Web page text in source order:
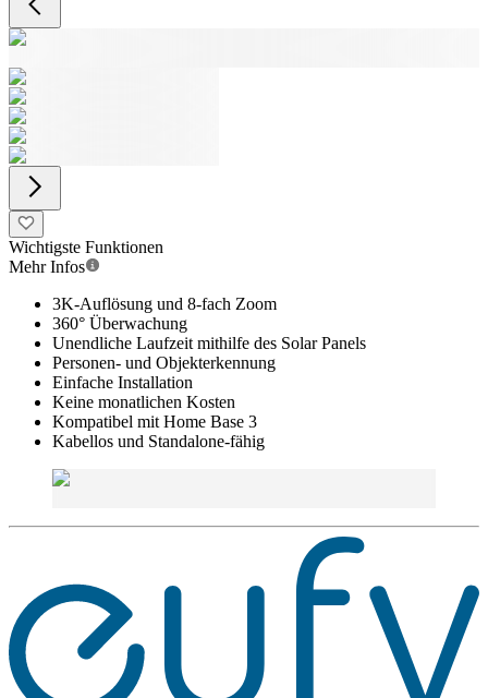
Wichtigste Funktionen
Mehr Infos
3K-Auflösung und 8-fach Zoom
360° Überwachung
Unendliche Laufzeit mithilfe des Solar Panels
Personen- und Objekterkennung
Einfache Installation
Keine monatlichen Kosten
Kompatibel mit Home Base 3
Kabellos und Standalone-fähig